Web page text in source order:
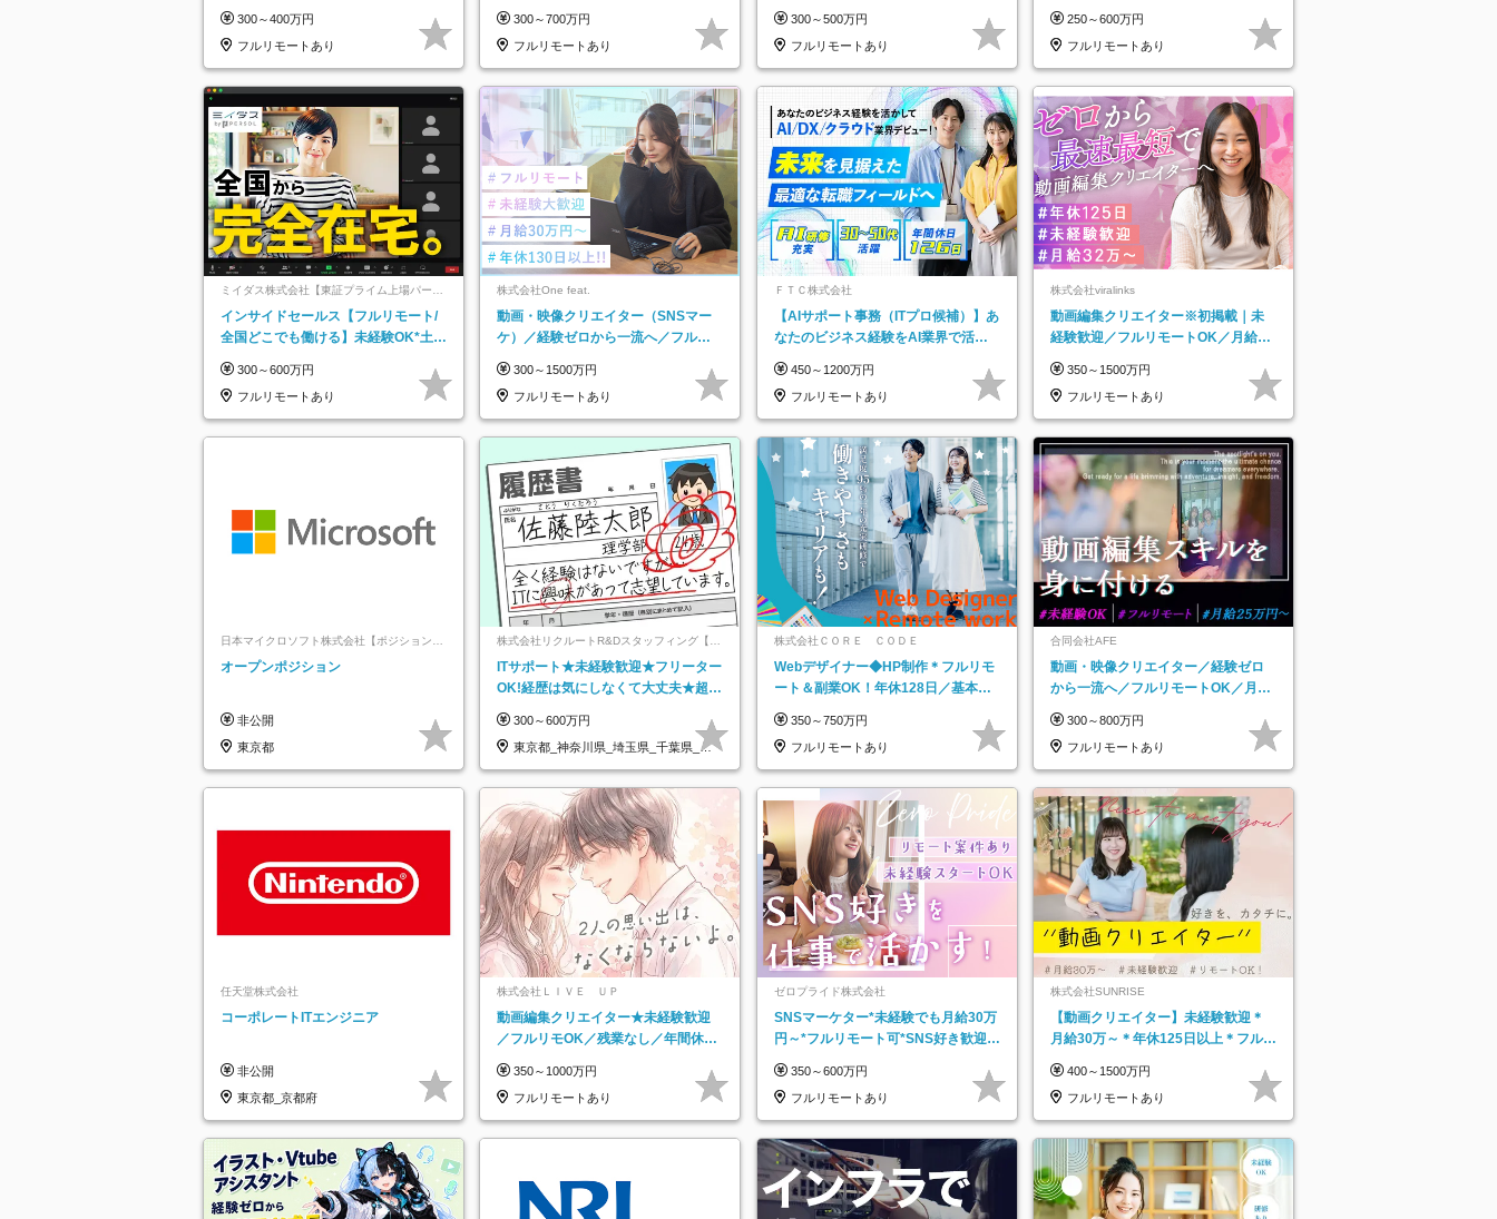
300～400万円
フルリモートあり
★
300～700万円
フルリモートあり
300～500万円
フルリモートあり
250～600万円
フルリモートあり
ミイダス株式会社【東証プライム上場パーソ
インサイドセールス【フルリモート/
全国どこでも働ける】未経験OK*土日
300～600万円
フルリモートあり
株式会社One feat.
動画・映像クリエイター（SNSマー
ケ）／経験ゼロから一流へ／フルリ
日以上
300～1500万円
フルリモートあり
ＦＴＣ株式会社
【AIサポート事務（ITプロ候補）】あ
なたのビジネス経験をAI業界で活か
450～1200万円
フルリモートあり
株式会社viralinks
動画編集クリエイター※初掲載｜未
経験歓迎／フルリモートOK／月給32
350～1500万円
フルリモートあり
日本マイクロソフト株式会社【ポジションマ
ッチ登録】
オープンポジション
非公開
東京都
株式会社リクルートR&Dスタッフィング【リ
クルートグループ】
ITサポート★未経験歓迎★フリーター
OK!経歴は気にしなくて大丈夫★超大
300～600万円
東京都_神奈川県_埼玉県_千葉県_大
阪府…
株式会社ＣＯＲＥ ＣＯＤＥ
Webデザイナー◆HP制作＊フルリモ
ート＆副業OK！年休128日／基本定
350～750万円
フルリモートあり
合同会社AFE
動画・映像クリエイター／経験ゼロ
から一流へ／フルリモートOK／月給
300～800万円
フルリモートあり
任天堂株式会社
コーポレートITエンジニア
非公開
東京都_京都府
株式会社ＬＩＶＥ ＵＰ
動画編集クリエイター★未経験歓迎
／フルリモOK／残業なし／年間休日
実で安心
350～1000万円
フルリモートあり
ゼロプライド株式会社
SNSマーケター*未経験でも月給30万
円～*フルリモート可*SNS好き歓迎*
350～600万円
フルリモートあり
株式会社SUNRISE
【動画クリエイター】未経験歓迎＊
月給30万～＊年休125日以上＊フルリ
決定◆
400～1500万円
フルリモートあり